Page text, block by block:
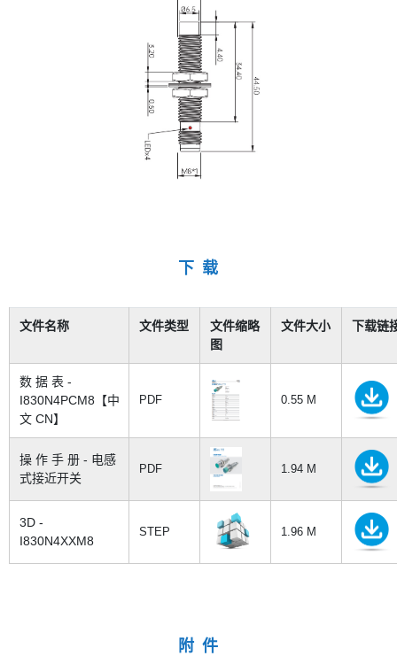
下 载
文件名称 文件类型
文件缩略
图
文件大小 下载链
数 据 表 -
I830N4PCM8【中
文 CN】
PDF 0.55 M
操 作 手 册 - 电感
式接近开关
PDF 1.94 M
3D -
I830N4XXM8
STEP 1.96 M
附 件